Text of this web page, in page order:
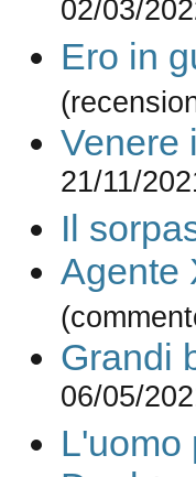
02/03/
Ero in
Venere
21/11/
Il
Agente
Grandi
06/05/
L'uomo